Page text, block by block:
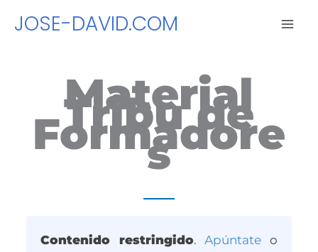
JOSE-DAVID.COM
Material
Tribu de
Formadore
s
Contenido restringido.Apúntate o